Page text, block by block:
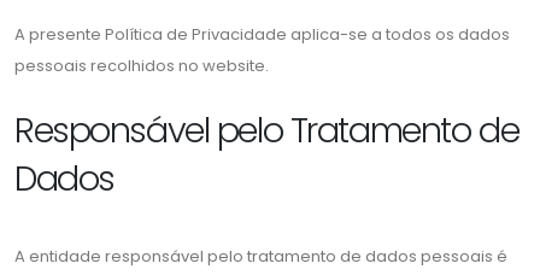
A presente Política de Privacidade aplica-se a todos os dados
pessoais recolhidos no website.
Responsável pelo Tratamento de
Dados
A entidade responsável pelo tratamento de dados pessoais é